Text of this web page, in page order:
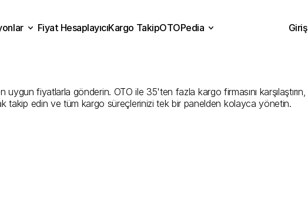
fiyatlarla gönderin. OTO ile 35'ten fazla kargo firmasını
takip edin ve tüm kargo süreçlerinizi tek bir panelden kolayca yönetin.
Fiyat HesaplayıcıKargo TakipOTOPedia